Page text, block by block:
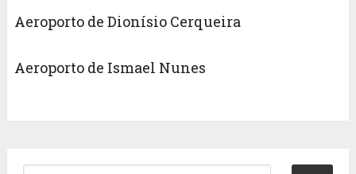
Aeroporto de Dionísio Cerqueira
Aeroporto de Ismael Nunes